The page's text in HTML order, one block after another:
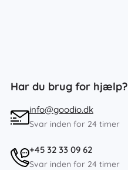
Har du brug for hjælp?
info@goodio.dk
Svar inden for 24 timer
+45 32 33 09 62
Svar inden for 24 timer